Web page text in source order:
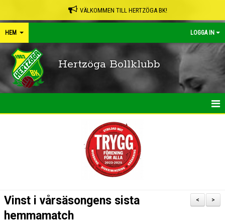
VÄLKOMMEN TILL HERTZÖGA BK!
HEM LOGGA IN
Hertzöga Bollklubb
SHOP
>
<
Vinst i vårsäsongens sista
hemmamatch